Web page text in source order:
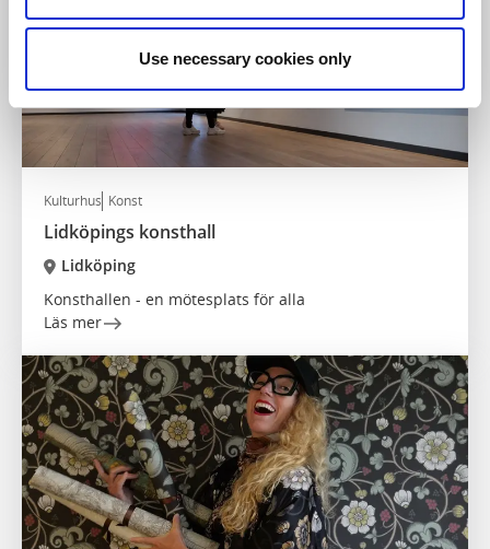
Use necessary cookies only
Kulturhus Konst
Lidköpings konsthall
Lidköping
Konsthallen - en mötesplats för alla
Läs mer